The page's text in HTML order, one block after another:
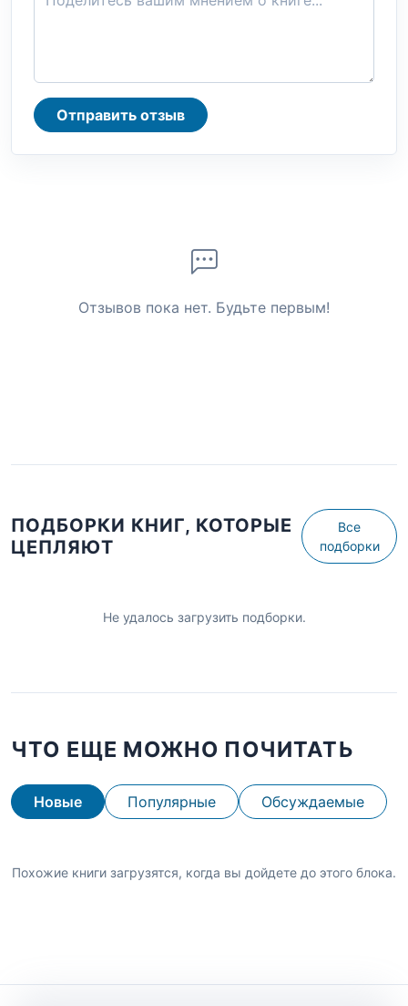
Отправить отзыв
Отзывов пока нет. Будьте первым!
ПОДБОРКИ КНИГ, КОТОРЫЕ
ЦЕПЛЯЮТ
Все
подборки
Не удалось загрузить подборки.
ЧТО ЕЩЕ МОЖНО ПОЧИТАТЬ
Новые Популярные Обсуждаемые
Похожие книги загрузятся, когда вы дойдете до этого блока.